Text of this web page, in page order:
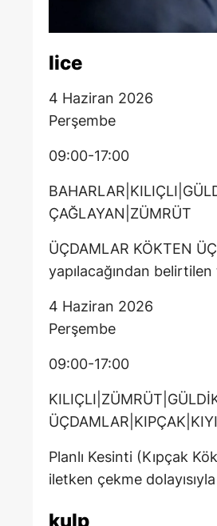
lice
4 Haziran 2026
Perşembe
09:00-17:00
ÇAĞLAYAN|ZÜMRÜT
ÜÇDAMLAR KÖKTEN
yapılacağından
4 Haziran 2026
Perşembe
09:00-17:00
Planlı Kesinti (Kıpçak
iletken çekme
kulp